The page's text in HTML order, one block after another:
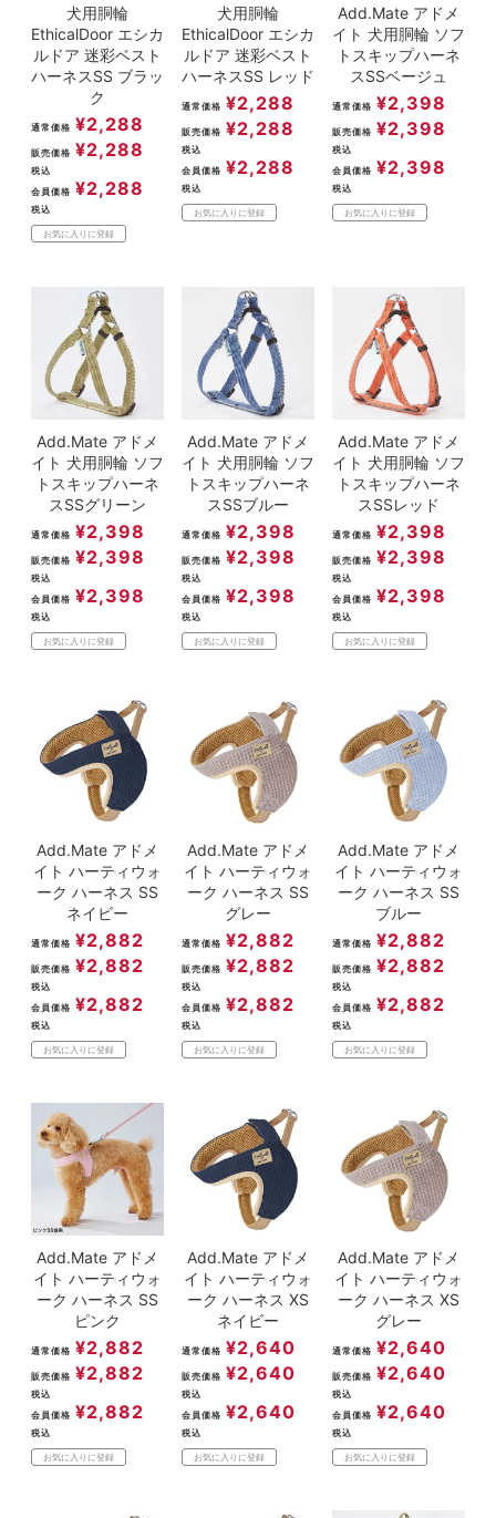
犬用胴輪
EthicalDoor エシカ
ルドア 迷彩ベスト
ハーネスSS ブラッ
ク
通常価格 ¥2,288
販売価格 ¥2,288
税込
会員価格 ¥2,288
税込
お気に入りに登録
犬用胴輪
EthicalDoor エシカ
ルドア 迷彩ベスト
ハーネスSS レッド
通常価格 ¥2,288
販売価格 ¥2,288
税込
会員価格 ¥2,288
税込
お気に入りに登録
Add.Mate アドメ
イト 犬用胴輪 ソフ
トスキップハーネ
スSSベージュ
通常価格 ¥2,398
販売価格 ¥2,398
税込
会員価格 ¥2,398
税込
お気に入りに登録
Add.Mate アドメ
イト 犬用胴輪 ソフ
トスキップハーネ
スSSグリーン
通常価格 ¥2,398
販売価格 ¥2,398
税込
会員価格 ¥2,398
税込
お気に入りに登録
Add.Mate アドメ
イト 犬用胴輪 ソフ
トスキップハーネ
スSSブルー
通常価格 ¥2,398
販売価格 ¥2,398
税込
会員価格 ¥2,398
税込
お気に入りに登録
Add.Mate アドメ
イト 犬用胴輪 ソフ
トスキップハーネ
スSSレッド
通常価格 ¥2,398
販売価格 ¥2,398
税込
会員価格 ¥2,398
税込
お気に入りに登録
Add.Mate アドメ
イト ハーティウォ
ーク ハーネス SS
ネイビー
通常価格 ¥2,882
販売価格 ¥2,882
税込
会員価格 ¥2,882
税込
お気に入りに登録
Add.Mate アドメ
イト ハーティウォ
ーク ハーネス SS
グレー
通常価格 ¥2,882
販売価格 ¥2,882
税込
会員価格 ¥2,882
税込
お気に入りに登録
Add.Mate アドメ
イト ハーティウォ
ーク ハーネス SS
ブルー
通常価格 ¥2,882
販売価格 ¥2,882
税込
会員価格 ¥2,882
税込
お気に入りに登録
Add.Mate アドメ
イト ハーティウォ
ーク ハーネス SS
ピンク
通常価格 ¥2,882
販売価格 ¥2,882
税込
会員価格 ¥2,882
税込
お気に入りに登録
Add.Mate アドメ
イト ハーティウォ
ーク ハーネス XS
ネイビー
通常価格 ¥2,640
販売価格 ¥2,640
税込
会員価格 ¥2,640
税込
お気に入りに登録
Add.Mate アドメ
イト ハーティウォ
ーク ハーネス XS
グレー
通常価格 ¥2,640
販売価格 ¥2,640
税込
会員価格 ¥2,640
税込
お気に入りに登録